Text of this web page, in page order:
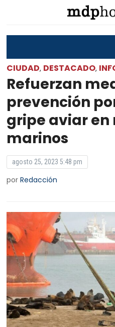
CIUDAD, DESTACADO,
Refuerzan
prevención
gripe aviar
marinos
agosto 25, 2023 5:48 pm
porRedacción